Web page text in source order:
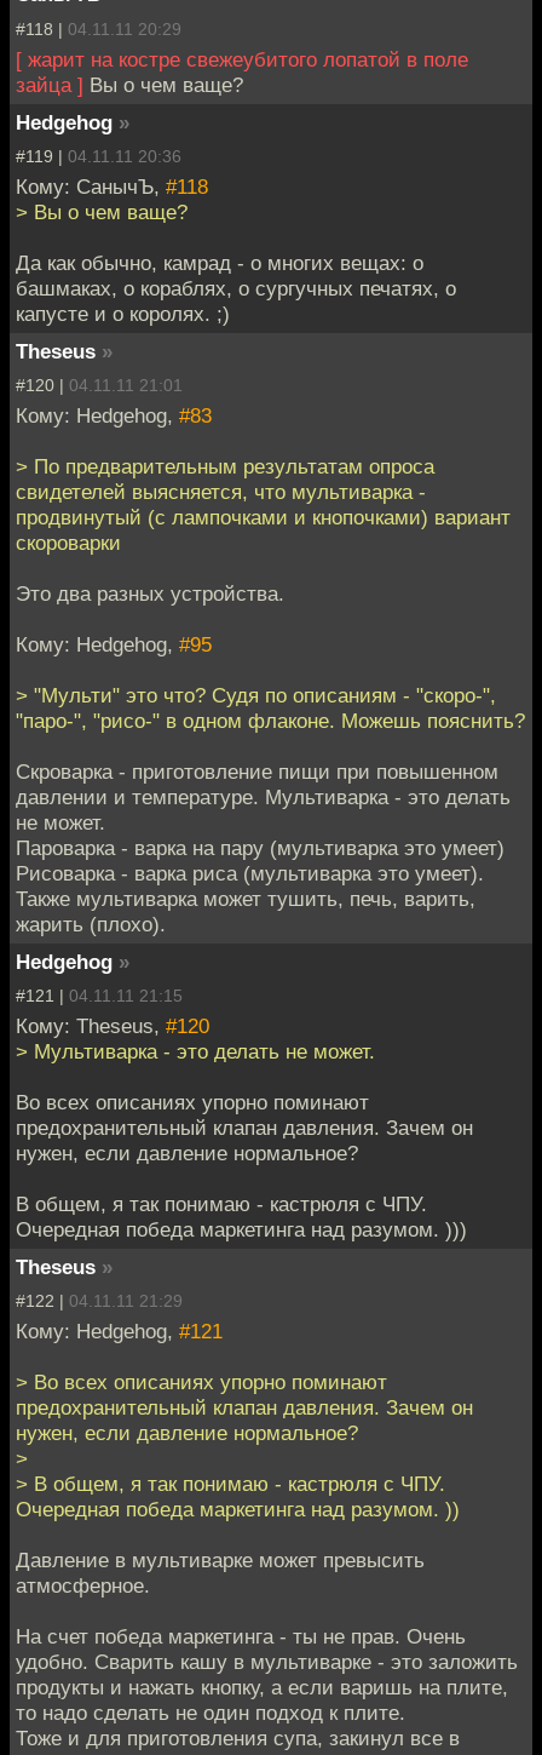
#118 | 04.11.11 20:29
[ жарит на костре свежеубитого лопатой в поле
зайца ] Вы о чем ваще?
Hedgehog »
#119 | 04.11.11 20:36
Кому: СанычЪ, #118
> Вы о чем ваще?
Да как обычно, камрад - о многих вещах: о
башмаках, о кораблях, о сургучных печатях, о
капусте и о королях. ;)
Theseus »
#120 | 04.11.11 21:01
Кому: Hedgehog, #83
> По предварительным результатам опроса
свидетелей выясняется, что мультиварка -
продвинутый (с лампочками и кнопочками) вариант
скороварки
Это два разных устройства.
Кому: Hedgehog, #95
> "Мульти" это что? Судя по описаниям - "скоро-",
"паро-", "рисо-" в одном флаконе. Можешь пояснить?
Скроварка - приготовление пищи при повышенном
давлении и температуре. Мультиварка - это делать
не может.
Пароварка - варка на пару (мультиварка это умеет)
Рисоварка - варка риса (мультиварка это умеет).
Также мультиварка может тушить, печь, варить,
жарить (плохо).
Hedgehog »
#121 | 04.11.11 21:15
Кому: Theseus, #120
> Мультиварка - это делать не может.
Во всех описаниях упорно поминают
предохранительный клапан давления. Зачем он
нужен, если давление нормальное?
В общем, я так понимаю - кастрюля с ЧПУ.
Очередная победа маркетинга над разумом. )))
Theseus »
#122 | 04.11.11 21:29
Кому: Hedgehog, #121
> Во всех описаниях упорно поминают
предохранительный клапан давления. Зачем он
нужен, если давление нормальное?
>
> В общем, я так понимаю - кастрюля с ЧПУ.
Очередная победа маркетинга над разумом. ))
Давление в мультиварке может превысить
атмосферное.
На счет победа маркетинга - ты не прав. Очень
удобно. Сварить кашу в мультиварке - это заложить
продукты и нажать кнопку, а если варишь на плите,
то надо сделать не один подход к плите.
Тоже и для приготовления супа, закинул все в